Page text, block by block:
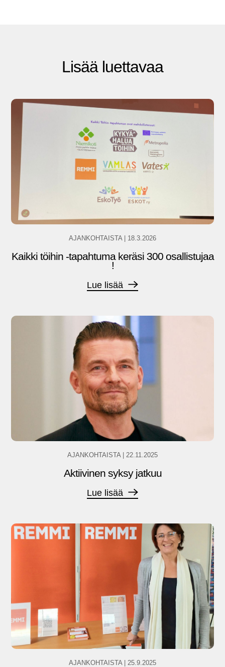
Lisää luettavaa
AJANKOHTAISTA 18.3.2026
Kaikki töihin -tapahtuma keräsi 300 osallistujaa
!
Lue lisää
AJANKOHTAISTA 22.11.2025
Aktiivinen syksy jatkuu
Lue lisää
AJANKOHTAISTA 25.9.2025